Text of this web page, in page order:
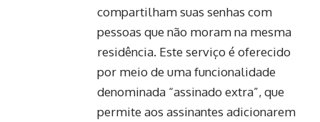
compartilham suas senhas com
pessoas que não moram na mesma
residência. Este serviço é oferecido
por meio de uma funcionalidade
denominada “assinado extra”, que
permite aos assinantes adicionarem